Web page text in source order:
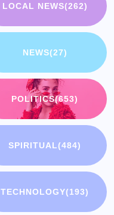
LOCAL NEWS(262)
NEWS(27)
POLITICS(653)
SPIRITUAL(484)
TECHNOLOGY(193)